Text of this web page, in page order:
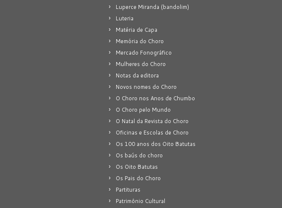
Luperce Miranda (bandolim)
Luteria
Matéria de Capa
Memória do Choro
Mercado Fonográfico
Mulheres do Choro
Notas da editora
Novos nomes do Choro
O Choro nos Anos de Chumbo
O Choro pelo Mundo
O Natal da Revista do Choro
Oficinas e Escolas de Choro
Os 100 anos dos Oito Batutas
Os baús do choro
Os Oito Batutas
Os Pais do Choro
Partituras
Patrimônio Cultural